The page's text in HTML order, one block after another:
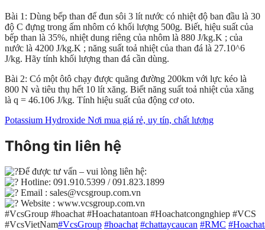
Bài 1: Dùng bếp than để đun sôi 3 lít nước có nhiệt độ ban đầu là 30
độ C đựng trong ấm nhôm có khối lượng 500g. Biết, hiệu suất của
bếp than là 35%, nhiệt dung riêng của nhôm là 880 J/kg.K ; của
nước là 4200 J/kg.K ; năng suất toả nhiệt của than đá là 27.10^6
J/kg. Hãy tính khối lượng than đá cần dùng.
Bài 2: Có một ôtô chạy được quãng đường 200km với lực kéo là
800 N và tiêu thụ hết 10 lít xăng. Biết năng suất toả nhiệt của xăng
là q = 46.106 J/kg. Tính hiệu suất của động cơ oto.
Potassium Hydroxide Nơi mua giá rẻ, uy tín, chất lượng
Thông tin liên hệ
Để được tư vấn – vui lòng liên hệ:
Hotline: 091.910.5399 / 091.823.1899
Email : sales@vcsgroup.com.vn
Website : www.vcsgroup.com.vn
#VcsGroup #hoachat #Hoachatantoan #Hoachatcongnghiep #VCS
#VcsVietNam#VcsGroup #hoachat #chattaycaucan #RMC